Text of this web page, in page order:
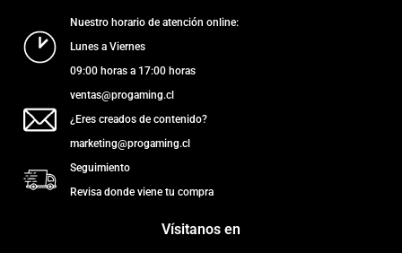
Nuestro horario de atención online:
Lunes a Viernes
09:00 horas a 17:00 horas
ventas@progaming.cl
¿Eres creados de contenido?
marketing@progaming.cl
Seguimiento
Revisa donde viene tu compra
Vísitanos en